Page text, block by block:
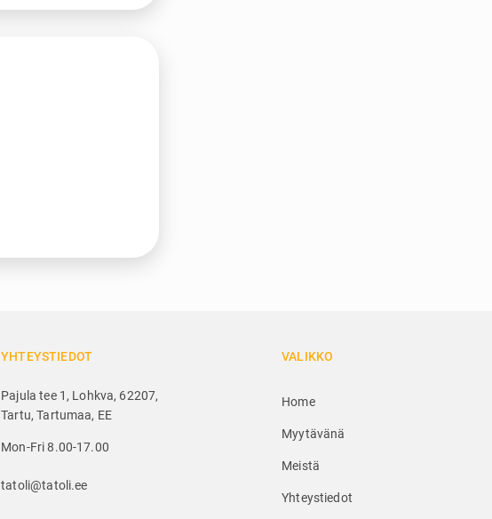
YHTEYSTIEDOT
Pajula tee 1, Lohkva, 62207,
Tartu, Tartumaa, EE
Mon-Fri 8.00-17.00
tatoli@tatoli.ee
VALIKKO
Home
Myytävänä
Meistä
Yhteystiedot